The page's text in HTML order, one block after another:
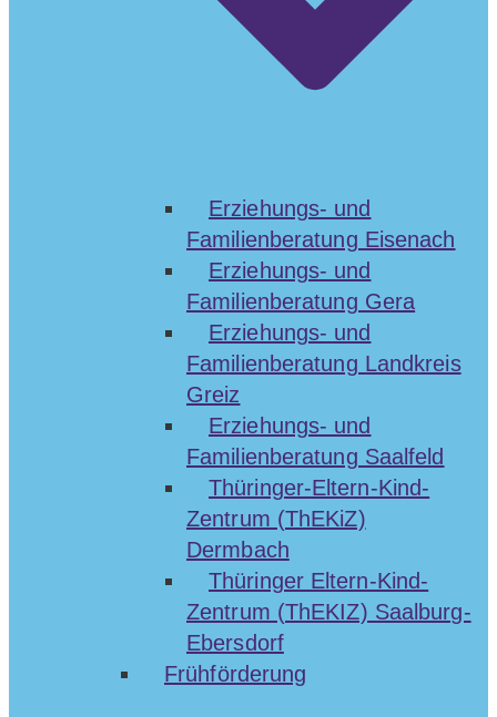
Erziehungs- und
Familienberatung Eisenach
Erziehungs- und
Familienberatung Gera
Erziehungs- und
Familienberatung Landkreis
Greiz
Erziehungs- und
Familienberatung Saalfeld
Thüringer-Eltern-Kind-
Zentrum (ThEKiZ)
Dermbach
Thüringer Eltern-Kind-
Zentrum (ThEKIZ) Saalburg-
Ebersdorf
Frühförderung